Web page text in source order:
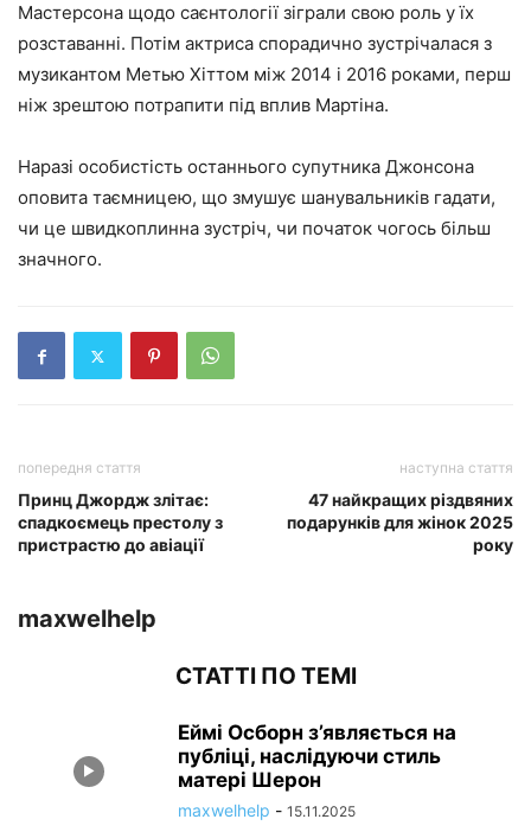
Мастерсона щодо саєнтології зіграли свою роль у їх
розставанні. Потім актриса спорадично зустрічалася з
музикантом Метью Хіттом між 2014 і 2016 роками, перш
ніж зрештою потрапити під вплив Мартіна.
Наразі особистість останнього супутника Джонсона
оповита таємницею, що змушує шанувальників гадати,
чи це швидкоплинна зустріч, чи початок чогось більш
значного.
попередня стаття
Принц Джордж злітає:
спадкоємець престолу з
пристрастю до авіації
наступна стаття
47 найкращих різдвяних
подарунків для жінок 2025
року
maxwelhelp
СТАТТІ ПО ТЕМІ
Еймі Осборн з’являється на
публіці, наслідуючи стиль
матері Шерон
maxwelhelp - 15.11.2025